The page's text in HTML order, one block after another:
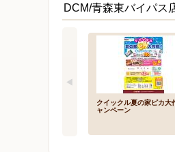
DCM/青森東バイパ
クイックル夏の家ピカ大
ャンペーン